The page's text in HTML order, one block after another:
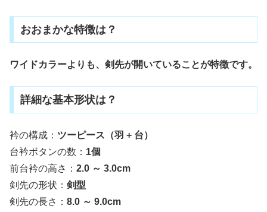
おおまかな特徴は？
ワイドカラーよりも、剣先が開いていることが特徴です。
詳細な基本形状は？
衿の構成： ツーピース（羽 + 台）
台衿ボタンの数： 1個
前台衿の高さ： 2.0 ～ 3.0cm
剣先の形状： 剣型
剣先の長さ： 8.0 ～ 9.0cm